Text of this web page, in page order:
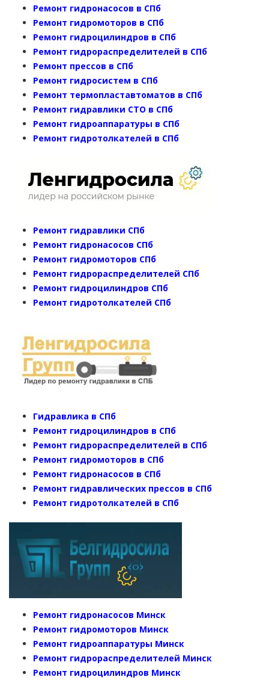
Ремонт гидронасосов в СПб
Ремонт гидромоторов в СПб
Ремонт гидроцилиндров в СПб
Ремонт гидрораспределителей в СПб
Ремонт прессов в СПб
Ремонт гидросистем в СПб
Ремонт термопластавтоматов в СПб
Ремонт гидравлики СТО в СПб
Ремонт гидроаппаратуры в СПб
Ремонт гидротолкателей в СПб
Ремонт гидравлики СПб
Ремонт гидронасосов СПб
Ремонт гидромоторов СПб
Ремонт гидрораспределителей СПб
Ремонт гидроцилиндров СПб
Ремонт гидротолкателей СПб
Гидравлика в СПб
Ремонт гидроцилиндров в СПб
Ремонт гидрораспределителей в СПб
Ремонт гидромоторов в СПб
Ремонт гидронасосов в СПб
Ремонт гидравлических прессов в СПб
Ремонт гидротолкателей в СПб
Ремонт гидронасосов Минск
Ремонт гидромоторов Минск
Ремонт гидроаппаратуры Минск
Ремонт гидрораспределителей Минск
Ремонт гидроцилиндров Минск